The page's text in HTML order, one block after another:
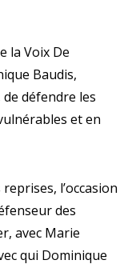
la Voix De
Baudis,
de défendre les
et en
l’occasion
des
avec Marie
qui Dominique